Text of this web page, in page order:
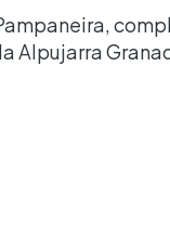
Alpujarra